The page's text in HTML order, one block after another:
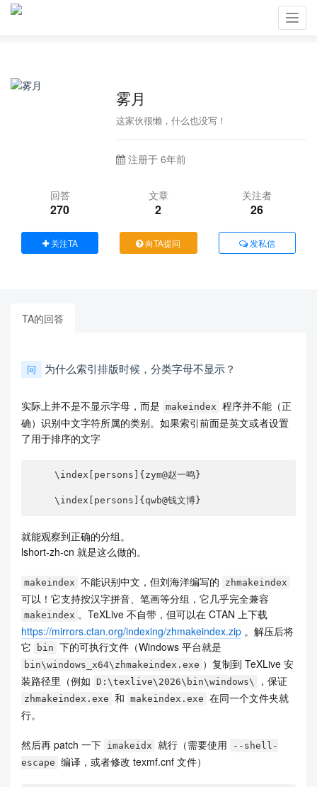
雾月
这家伙很懒，什么也没写！
注册于 6年前
回答
270
文章
2
关注者
26
关注TA 向TA提问 发私信
TA的回答
问 为什么索引排版时候，分类字母不显示？
实际上并不是不显示字母，而是 makeindex 程序并不能（正
确）识别中文字符所属的类别。如果索引前面是英文或者设置
了用于排序的文字
    \index[persons]{zym@赵一鸣}
    \index[persons]{qwb@钱文博}
就能观察到正确的分组。
lshort-zh-cn 就是这么做的。
makeindex 不能识别中文，但刘海洋编写的 zhmakeindex
可以！它支持按汉字拼音、笔画等分组，它几乎完全兼容
makeindex 。TeXLive 不自带，但可以在 CTAN 上下载
https://mirrors.ctan.org/indexing/zhmakeindex.zip 。解压后将
它
bin 下的可执行文件（Windows 平台就是
bin\windows_x64\zhmakeindex.exe ）复制到 TeXLive 安
装路径里（例如 D:\texlive\2026\bin\windows\ ，保证
zhmakeindex.exe 和 makeindex.exe 在同一个文件夹就
行。
然后再 patch 一下 imakeidx 就行（需要使用
--shell-
escape 编译，或者修改 texmf.cnf 文件）